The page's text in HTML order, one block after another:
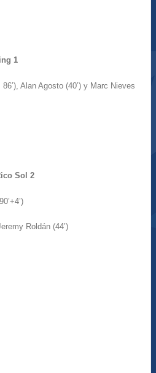
1
86’), Alan Agosto (40’) y Marc Nieves
Sol 2
Roldán (44’)